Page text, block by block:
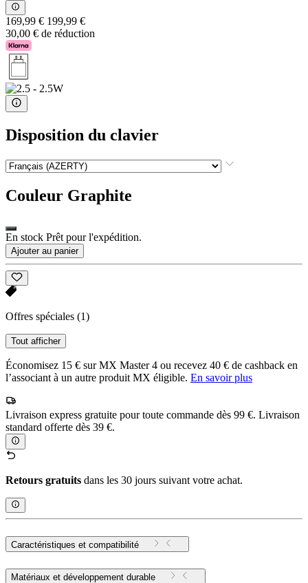
169,99 € 199,99 €
30,00 € de réduction
Disposition du clavier
Couleur Graphite
En stock Prêt pour l'expédition.
Ajouter au panier
Offres spéciales (1)
Tout afficher
Économisez 15 € sur MX Master 4 ou recevez 40 € de cashback en
l’associant à un autre produit MX éligible. En savoir plus
Livraison express gratuite pour toute commande dès 99 €. Livraison
standard offerte dès 39 €.
Retours gratuits dans les 30 jours suivant votre achat.
Caractéristiques et compatibilité
Matériaux et développement durable